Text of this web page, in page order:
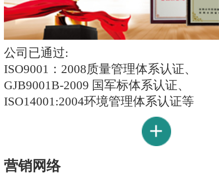
公司已通过:
ISO9001：2008质量管理体系认证、
GJB9001B-2009 国军标体系认证、
ISO14001:2004环境管理体系认证等
营销网络